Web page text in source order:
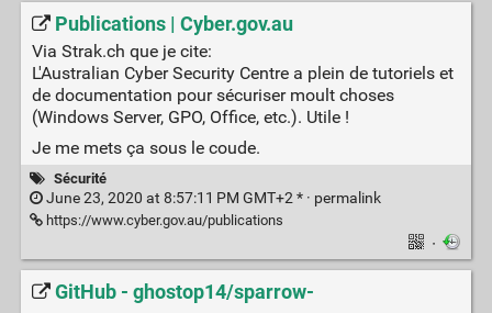
Publications | Cyber.gov.au
Via Strak.ch que je cite:
L'Australian Cyber Security Centre a plein de tutoriels et
de documentation pour sécuriser moult choses
(Windows Server, GPO, Office, etc.). Utile !
Je me mets ça sous le coude.
Sécurité
June 23, 2020 at 8:57:11 PM GMT+2 * · permalink
https://www.cyber.gov.au/publications
·
GitHub - ghostop14/sparrow-